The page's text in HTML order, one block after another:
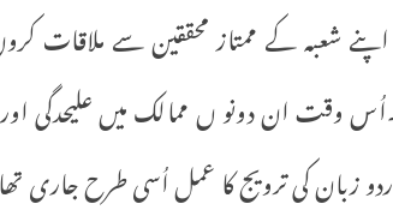
شعبہ کے ممتاز محققین سے ملاقات
وقت ان دونو ں ممالک میں علیحدگی
زبان کی ترویج کا عمل اُسی طرح جاری